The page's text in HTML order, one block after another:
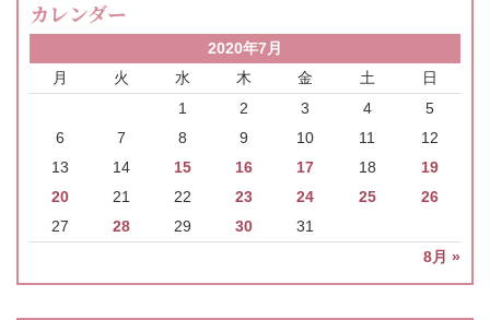
カレンダー
2020年7月
月
火 水 木 金 土 日
8月 »
1 2 3 4
5
6
7 8 9 10 11
12
13
14 15 16 17 18
19
20
21 22 23 24 25
26
27
28 29 30 31